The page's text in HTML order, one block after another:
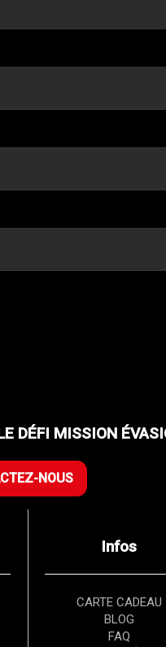
DÉFI MISSION
NOUS
Infos
CARTE CADEAU
BLOG
FAQ